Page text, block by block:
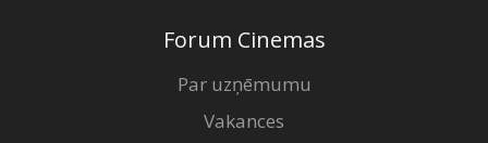
Forum Cinemas
Par uzņēmumu
Vakances